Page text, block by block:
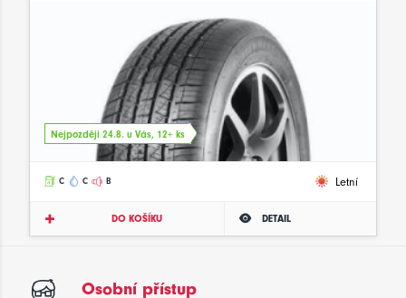
Nejpozději 24.8. u Vás, 12+ ks
C C B Letní
DO KOŠÍKU DETAIL
Osobní přístup